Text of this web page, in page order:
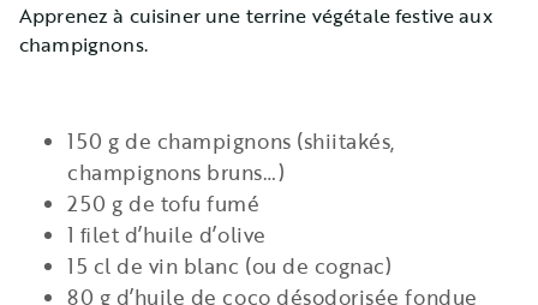
Apprenez à cuisiner une terrine végétale festive aux
champignons.
150 g de champignons (shiitakés,
champignons bruns…)
250 g de tofu fumé
1 ﬁlet d’huile d’olive
15 cl de vin blanc (ou de cognac)
80 g d’huile de coco désodorisée fondue